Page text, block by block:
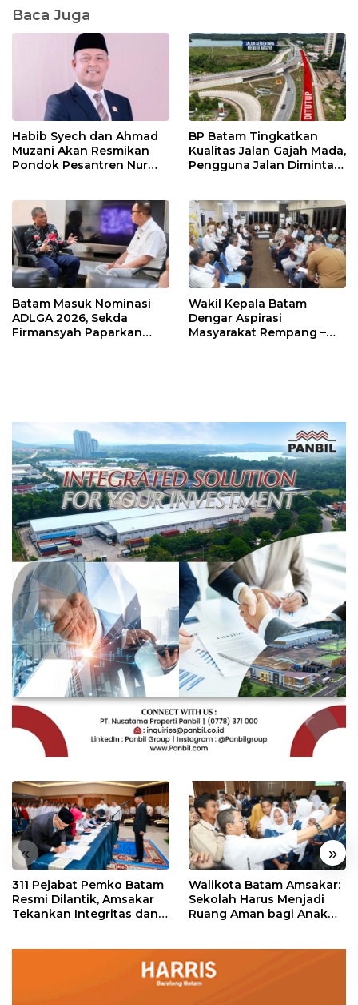
Baca Juga
Habib Syech dan Ahmad
Muzani Akan Resmikan
Pondok Pesantren Nur
BP Batam Tingkatkan
Kualitas Jalan Gajah Mada,
Pengguna Jalan Diminta
Batam Masuk Nominasi
ADLGA 2026, Sekda
Firmansyah Paparkan
Wakil Kepala Batam
Dengar Aspirasi
Masyarakat Rempang –
« »
311 Pejabat Pemko Batam
Resmi Dilantik, Amsakar
Tekankan Integritas dan
Walikota Batam Amsakar:
Sekolah Harus Menjadi
Ruang Aman bagi Anak